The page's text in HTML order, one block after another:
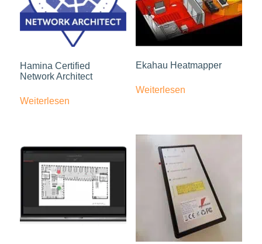
Hamina Certified
Network Architect
Weiterlesen
Ekahau Heatmapper
Weiterlesen